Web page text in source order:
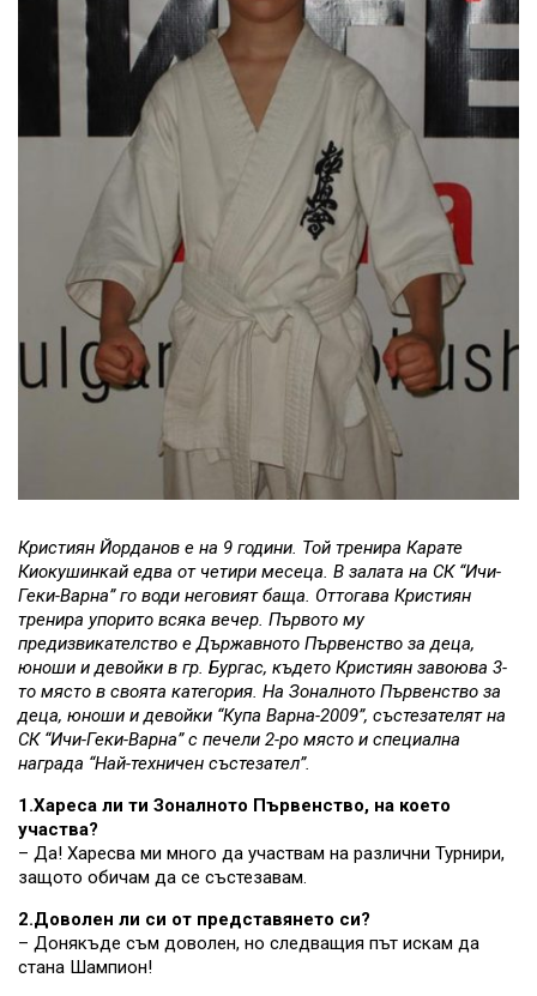
Кристиян Йорданов е на 9 години. Той тренира Карате
Киокушинкай едва от четири месеца. В залата на СК “Ичи-
Геки-Варна” го води неговият баща. Оттогава Кристиян
тренира упорито всяка вечер. Първото му
предизвикателство е Държавното Първенство за деца,
юноши и девойки в гр. Бургас, където Кристиян завоюва 3-
то място в своята категория. На Зоналното Първенство за
деца, юноши и девойки “Купа Варна-2009”, състезателят на
СК “Ичи-Геки-Варна” с печели 2-ро място и специална
награда “Най-техничен състезател”.
1.Хареса ли ти Зоналното Първенство, на което
участва?
– Да! Харесва ми много да участвам на различни Турнири,
защото обичам да се състезавам.
2.Доволен ли си от представянето си?
– Донякъде съм доволен, но следващия път искам да
стана Шампион!